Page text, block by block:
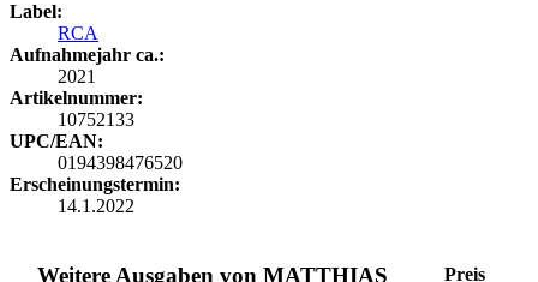
Label:
RCA
Aufnahmejahr ca.:
2021
Artikelnummer:
10752133
UPC/EAN:
0194398476520
Erscheinungstermin:
14.1.2022
Weitere Ausgaben von MATTHIAS Preis